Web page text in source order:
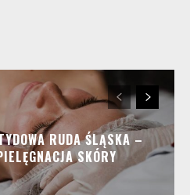
RUDA ŚLĄSKA –
SKÓRY